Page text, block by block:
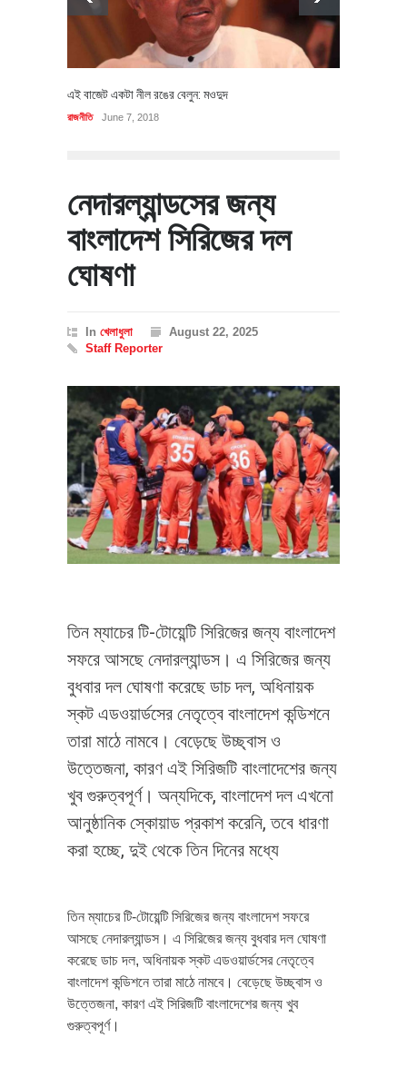
এই বাজেট একটা নীল রঙের বেলুন: মওদুদ
রাজনীতি June 7, 2018
নেদারল্যান্ডসের জন্য
বাংলাদেশ সিরিজের দল
ঘোষণা
In খেলাধুলা
August 22, 2025
Staff Reporter
তিন ম্যাচের টি-টোয়েন্টি সিরিজের জন্য বাংলাদেশ
সফরে আসছে নেদারল্যান্ডস। এ সিরিজের জন্য
বুধবার দল ঘোষণা করেছে ডাচ দল, অধিনায়ক
স্কট এডওয়ার্ডসের নেতৃত্বে বাংলাদেশ কন্ডিশনে
তারা মাঠে নামবে। বেড়েছে উচ্ছ্বাস ও
উত্তেজনা, কারণ এই সিরিজটি বাংলাদেশের জন্য
খুব গুরুত্বপূর্ণ। অন্যদিকে, বাংলাদেশ দল এখনো
আনুষ্ঠানিক স্কোয়াড প্রকাশ করেনি, তবে ধারণা
করা হচ্ছে, দুই থেকে তিন দিনের মধ্যে
তিন ম্যাচের টি-টোয়েন্টি সিরিজের জন্য বাংলাদেশ সফরে
আসছে নেদারল্যান্ডস। এ সিরিজের জন্য বুধবার দল ঘোষণা
করেছে ডাচ দল, অধিনায়ক স্কট এডওয়ার্ডসের নেতৃত্বে
বাংলাদেশ কন্ডিশনে তারা মাঠে নামবে। বেড়েছে উচ্ছ্বাস ও
উত্তেজনা, কারণ এই সিরিজটি বাংলাদেশের জন্য খুব
গুরুত্বপূর্ণ।